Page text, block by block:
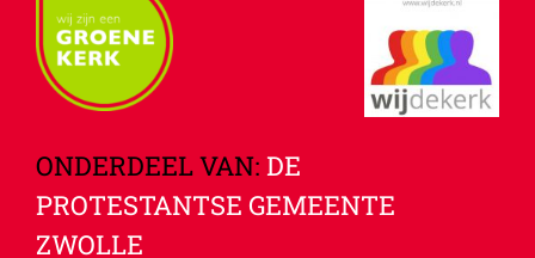
ONDERDEEL VAN: DE
PROTESTANTSE GEMEENTE
ZWOLLE